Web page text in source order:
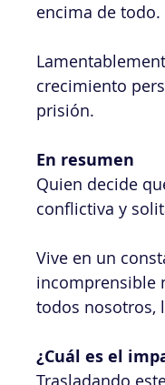
encima de todo.
crecimiento
prisión.
En resumen
Quien decide
conflictiva y
Vive en un
incomprensible
todos nosotros,
¿Cuál es el
Trasladando